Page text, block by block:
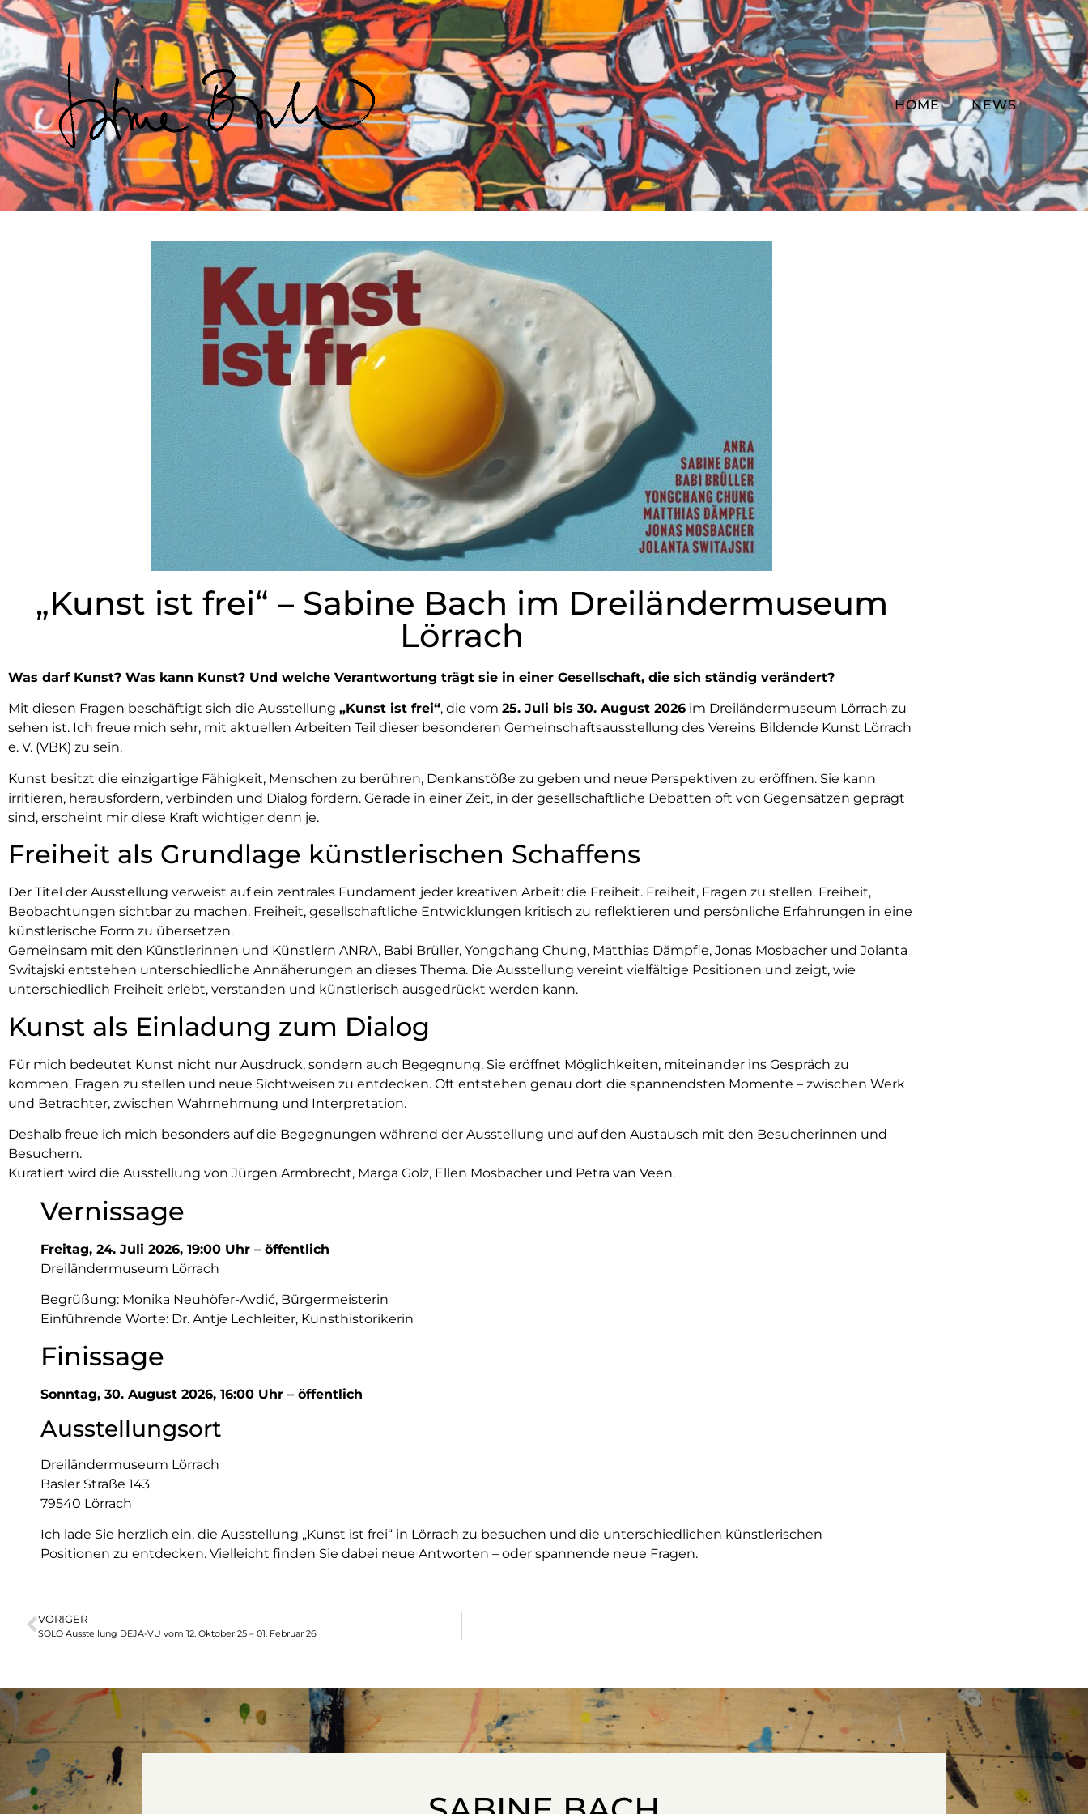
HOME NEWS
„Kunst ist frei“ – Sabine Bach im Dreiländermuseum
Lörrach
Was darf Kunst? Was kann Kunst? Und welche Verantwortung trägt sie in einer Gesellschaft, die sich ständig verändert?
Mit diesen Fragen beschäftigt sich die Ausstellung „Kunst ist frei“, die vom 25. Juli bis 30. August 2026 im Dreiländermuseum Lörrach zu
sehen ist. Ich freue mich sehr, mit aktuellen Arbeiten Teil dieser besonderen Gemeinschaftsausstellung des Vereins Bildende Kunst Lörrach
e. V. (VBK) zu sein.
Kunst besitzt die einzigartige Fähigkeit, Menschen zu berühren, Denkanstöße zu geben und neue Perspektiven zu eröffnen. Sie kann
irritieren, herausfordern, verbinden und Dialog fordern. Gerade in einer Zeit, in der gesellschaftliche Debatten oft von Gegensätzen geprägt
sind, erscheint mir diese Kraft wichtiger denn je.
Freiheit als Grundlage künstlerischen Schaffens
Der Titel der Ausstellung verweist auf ein zentrales Fundament jeder kreativen Arbeit: die Freiheit. Freiheit, Fragen zu stellen. Freiheit,
Beobachtungen sichtbar zu machen. Freiheit, gesellschaftliche Entwicklungen kritisch zu reflektieren und persönliche Erfahrungen in eine
künstlerische Form zu übersetzen.
Gemeinsam mit den Künstlerinnen und Künstlern ANRA, Babi Brüller, Yongchang Chung, Matthias Dämpfle, Jonas Mosbacher und Jolanta
Switajski entstehen unterschiedliche Annäherungen an dieses Thema. Die Ausstellung vereint vielfältige Positionen und zeigt, wie
unterschiedlich Freiheit erlebt, verstanden und künstlerisch ausgedrückt werden kann.
Kunst als Einladung zum Dialog
Für mich bedeutet Kunst nicht nur Ausdruck, sondern auch Begegnung. Sie eröffnet Möglichkeiten, miteinander ins Gespräch zu
kommen, Fragen zu stellen und neue Sichtweisen zu entdecken. Oft entstehen genau dort die spannendsten Momente – zwischen Werk
und Betrachter, zwischen Wahrnehmung und Interpretation.
Deshalb freue ich mich besonders auf die Begegnungen während der Ausstellung und auf den Austausch mit den Besucherinnen und
Besuchern.
Kuratiert wird die Ausstellung von Jürgen Armbrecht, Marga Golz, Ellen Mosbacher und Petra van Veen.
Vernissage
Freitag, 24. Juli 2026, 19:00 Uhr – öffentlich
Dreiländermuseum Lörrach
Begrüßung: Monika Neuhöfer-Avdić, Bürgermeisterin
Einführende Worte: Dr. Antje Lechleiter, Kunsthistorikerin
Finissage
Sonntag, 30. August 2026, 16:00 Uhr – öffentlich
Ausstellungsort
Dreiländermuseum Lörrach
Basler Straße 143
79540 Lörrach
Ich lade Sie herzlich ein, die Ausstellung „Kunst ist frei“ in Lörrach zu besuchen und die unterschiedlichen künstlerischen
Positionen zu entdecken. Vielleicht finden Sie dabei neue Antworten – oder spannende neue Fragen.
VORIGER
SOLO Ausstellung DÉJÀ-VU vom 12. Oktober 25 – 01. Februar 26